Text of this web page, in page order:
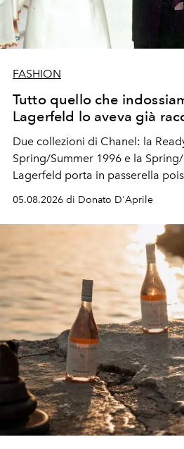
FASHION
Tutto quello che
Lagerfeld lo aveva già
Due collezioni di Chanel: la
Spring/Summer 1996 e la
Lagerfeld porta in passerella
Kate, Claudia e Carla una dietro
in un'industria che vive di
uno dei documenti più
05.08.2026 di Donato D'Aprile